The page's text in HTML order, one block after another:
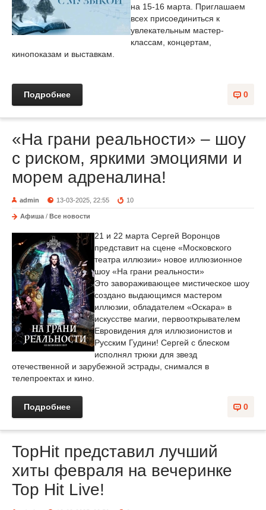
на 15-16 марта. Приглашаем
всех присоединиться к
увлекательным мастер-
классам, концертам,
кинопоказам и выставкам.
0
Подробнее
«На грани реальности» – шоу
с риском, яркими эмоциями и
морем адреналина!
admin 13-03-2025, 22:55 10
Афиша / Все новости
21 и 22 марта Сергей Воронцов
представит на сцене «Московского
театра иллюзии» новое иллюзионное
шоу «На грани реальности»
Это завораживающее мистическое шоу
создано выдающимся мастером
иллюзии, обладателем «Оскара» в
искусстве магии, первооткрывателем
Евровидения для иллюзионистов и
Русским Гудини! Сергей с блеском
исполнял трюки для звезд
отечественной и зарубежной эстрады, снимался в
телепроектах и кино.
0
Подробнее
TopHit представил лучший
хиты февраля на вечеринке
Top Hit Live!